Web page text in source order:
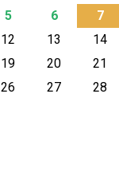
5 6 7
12 13 14
19 20 21
26 27 28